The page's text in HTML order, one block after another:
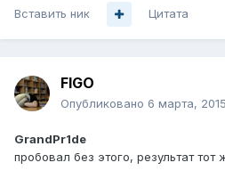
Вставить ник Цитата
FIGO
Опубликовано 6 марта, 2015
GrandPr1de
пробовал без этого, результат тот